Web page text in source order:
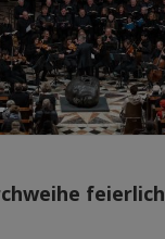
feierlich